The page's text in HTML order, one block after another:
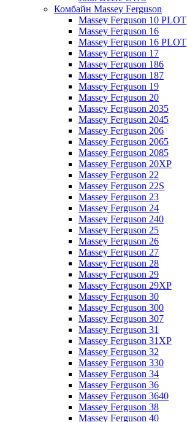
Комбайн Massey Ferguson
Massey Ferguson 10 PLOT
Massey Ferguson 16
Massey Ferguson 16 PLOT
Massey Ferguson 17
Massey Ferguson 186
Massey Ferguson 187
Massey Ferguson 19
Massey Ferguson 20
Massey Ferguson 2035
Massey Ferguson 2045
Massey Ferguson 206
Massey Ferguson 2065
Massey Ferguson 2085
Massey Ferguson 20XP
Massey Ferguson 22
Massey Ferguson 22S
Massey Ferguson 23
Massey Ferguson 24
Massey Ferguson 240
Massey Ferguson 25
Massey Ferguson 26
Massey Ferguson 27
Massey Ferguson 28
Massey Ferguson 29
Massey Ferguson 29XP
Massey Ferguson 30
Massey Ferguson 300
Massey Ferguson 307
Massey Ferguson 31
Massey Ferguson 31XP
Massey Ferguson 32
Massey Ferguson 330
Massey Ferguson 34
Massey Ferguson 36
Massey Ferguson 3640
Massey Ferguson 38
Massey Ferguson 40